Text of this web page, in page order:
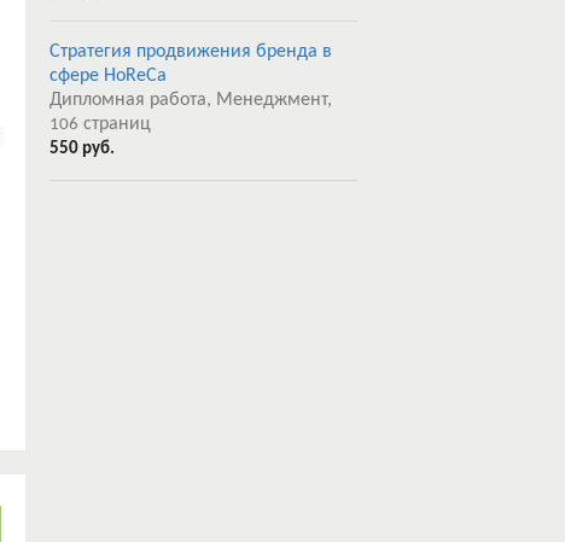
Стратегия продвижения бренда в
сфере HoReCa
Дипломная работа, Менеджмент,
106 страниц
550 руб.